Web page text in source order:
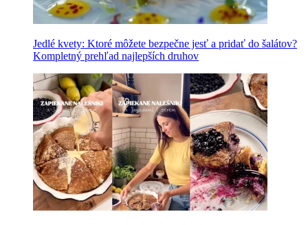
Jedlé kvety: Ktoré môžete bezpečne jesť a pridať do šalátov?
Kompletný prehľad najlepších druhov